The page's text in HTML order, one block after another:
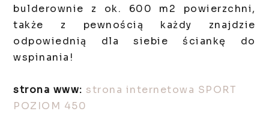
bulderownie z ok. 600 m2 powierzchni,
także z pewnością każdy znajdzie
odpowiednią dla siebie ściankę do
wspinania!
strona www: strona internetowa SPORT
POZIOM 450